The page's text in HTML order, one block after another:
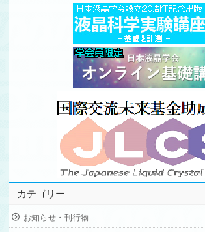
カテゴリー
お知らせ・刊行物